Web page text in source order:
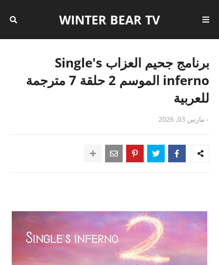
WINTER BEAR TV
برنامج جحيم العزاب Single's
inferno الموسم 2 حلقة 7 مترجمة
للعربية
- مارس 03, 2026